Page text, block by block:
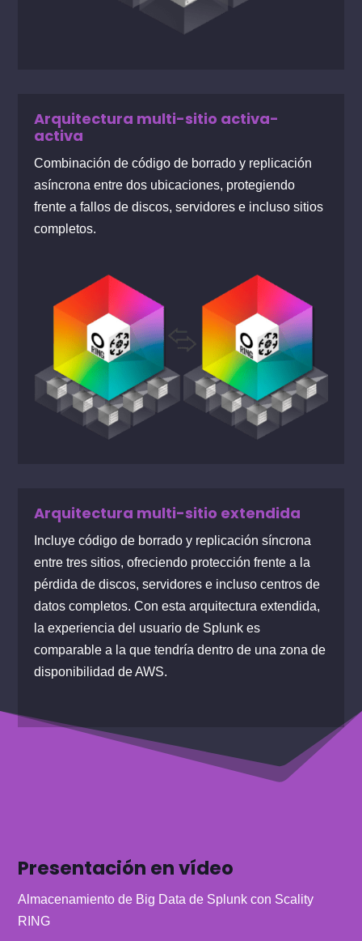
Arquitectura multi-sitio activa-
activa
Combinación de código de borrado y replicación
asíncrona entre dos ubicaciones, protegiendo
frente a fallos de discos, servidores e incluso sitios
completos.
Arquitectura multi-sitio extendida
Incluye código de borrado y replicación síncrona
entre tres sitios, ofreciendo protección frente a la
pérdida de discos, servidores e incluso centros de
datos completos. Con esta arquitectura extendida,
la experiencia del usuario de Splunk es
comparable a la que tendría dentro de una zona de
disponibilidad de AWS.
Presentación en vídeo
Almacenamiento de Big Data de Splunk con Scality
RING